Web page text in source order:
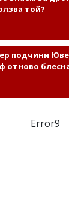
той?
подчини
отново
Error9